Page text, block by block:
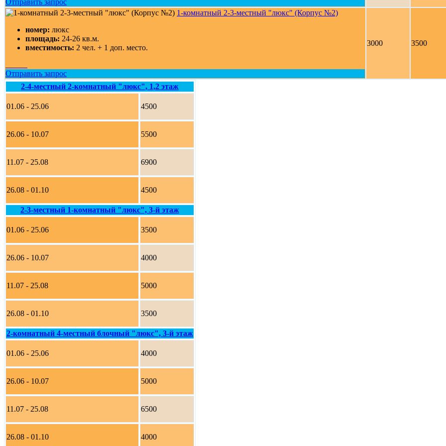
Отправить запрос
1-комнатный 2-3-местный "люкс" (Корпус №2)
номер: люкс
площадь: 24-26 кв.м.
вместимость: 2 чел. + 1 доп. место.
Отправить запрос
3000 3500
2-4-местный 2-комнатный "люкс", 1,2 этаж
01.06 - 25.06 4500
26.06 - 10.07 5500
11.07 - 25.08 6900
26.08 - 01.10 4500
2-3-местный 1-комнатный "люкс", 3-й этаж
01.06 - 25.06 3500
26.06 - 10.07 4000
11.07 - 25.08 5000
26.08 - 01.10 3500
2-комнатный 4-местный блочный "люкс", 3-й этаж
01.06 - 25.06 4000
26.06 - 10.07 5000
11.07 - 25.08 6500
26.08 - 01.10 4000